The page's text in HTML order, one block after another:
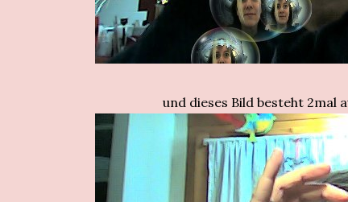
und dieses Bild besteht 2mal